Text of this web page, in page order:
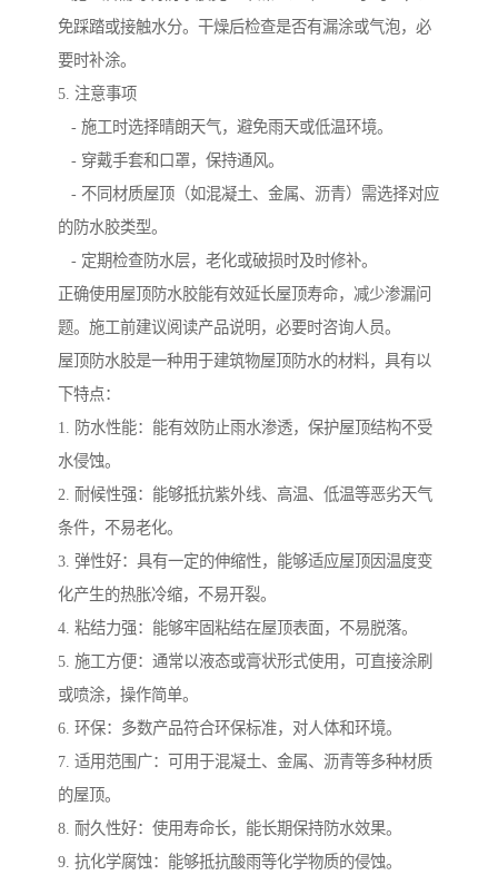
免踩踏或接触水分。干燥后检查是否有漏涂或气泡，必
要时补涂。
5. 注意事项
- 施工时选择晴朗天气，避免雨天或低温环境。
- 穿戴手套和口罩，保持通风。
- 不同材质屋顶（如混凝土、金属、沥青）需选择对应
的防水胶类型。
- 定期检查防水层，老化或破损时及时修补。
正确使用屋顶防水胶能有效延长屋顶寿命，减少渗漏问
题。施工前建议阅读产品说明，必要时咨询人员。
屋顶防水胶是一种用于建筑物屋顶防水的材料，具有以
下特点：
1. 防水性能：能有效防止雨水渗透，保护屋顶结构不受
水侵蚀。
2. 耐候性强：能够抵抗紫外线、高温、低温等恶劣天气
条件，不易老化。
3. 弹性好：具有一定的伸缩性，能够适应屋顶因温度变
化产生的热胀冷缩，不易开裂。
4. 粘结力强：能够牢固粘结在屋顶表面，不易脱落。
5. 施工方便：通常以液态或膏状形式使用，可直接涂刷
或喷涂，操作简单。
6. 环保：多数产品符合环保标准，对人体和环境。
7. 适用范围广：可用于混凝土、金属、沥青等多种材质
的屋顶。
8. 耐久性好：使用寿命长，能长期保持防水效果。
9. 抗化学腐蚀：能够抵抗酸雨等化学物质的侵蚀。